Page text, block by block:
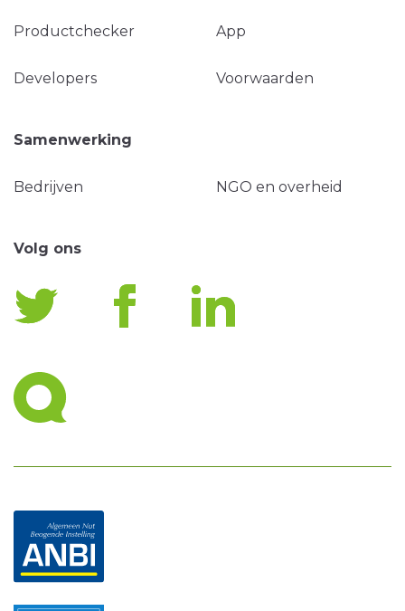
Productchecker App
Developers Voorwaarden
Samenwerking
Bedrijven NGO en overheid
Volg ons